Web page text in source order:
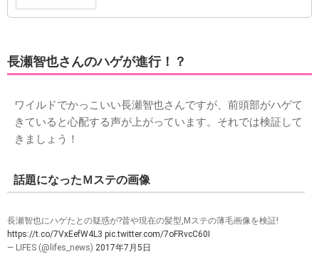
長瀬智也さんのハゲが進行！？
ワイルドでかっこいい長瀬智也さんですが、前頭部がハゲて
きていると心配する声が上がっています。それでは検証して
きましょう！
話題になったＭステの画像
長瀬智也にハゲたとの疑惑が?昔や現在の髪型,Mステの薄毛画像を検証!
https://t.co/7VxEefW4L3 pic.twitter.com/7oFRvcC60I
— LIFES (@lifes_news) 2017年7月5日